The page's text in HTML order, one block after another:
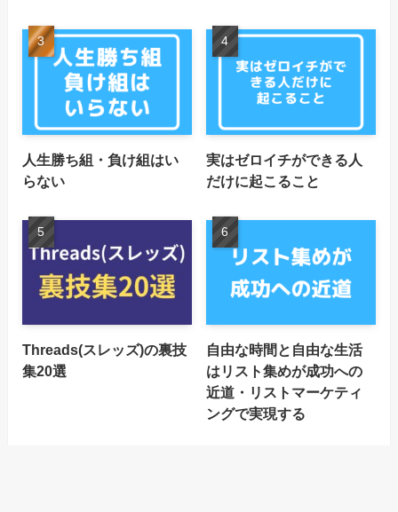
人生勝ち組・負け組はい
らない
実はゼロイチができる人
だけに起こること
Threads(スレッズ)の裏技
集20選
自由な時間と自由な生活
はリスト集めが成功への
近道・リストマーケティ
ングで実現する